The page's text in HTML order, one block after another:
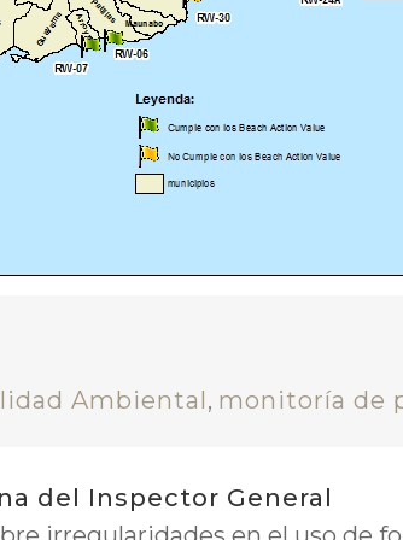
Ambiental , monitoría de
del Inspector General